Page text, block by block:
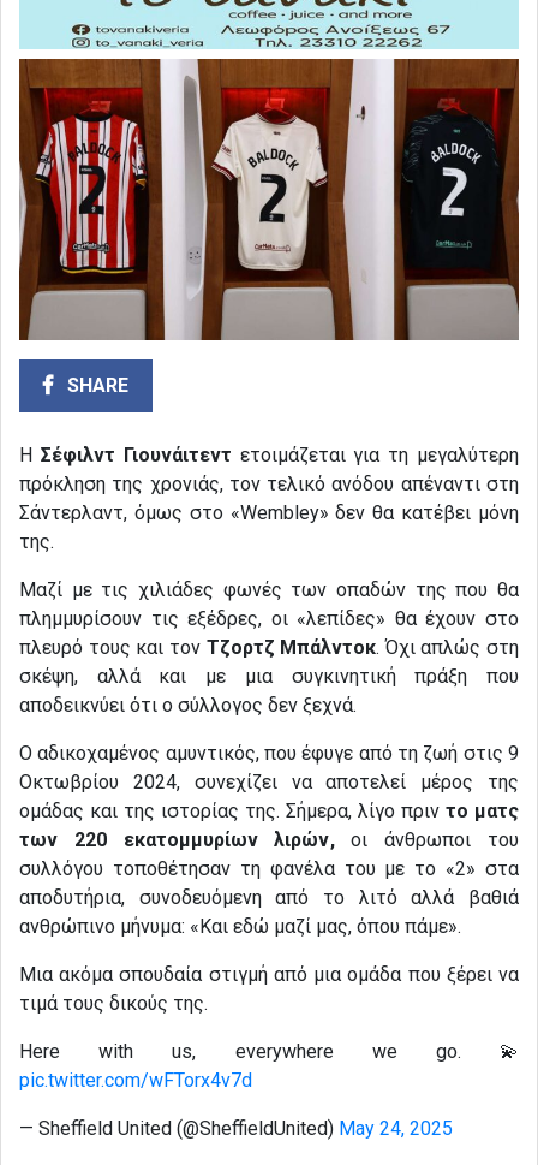
SHARE
Η Σέφιλντ Γιουνάιτεντ ετοιμάζεται για τη μεγαλύτερη
πρόκληση της χρονιάς, τον τελικό ανόδου απέναντι στη
Σάντερλαντ, όμως στο «Wembley» δεν θα κατέβει μόνη
της.
Μαζί με τις χιλιάδες φωνές των οπαδών της που θα
πλημμυρίσουν τις εξέδρες, οι «λεπίδες» θα έχουν στο
πλευρό τους και τον Τζορτζ Μπάλντοκ. Όχι απλώς στη
σκέψη, αλλά και με μια συγκινητική πράξη που
αποδεικνύει ότι ο σύλλογος δεν ξεχνά.
Ο αδικοχαμένος αμυντικός, που έφυγε από τη ζωή στις 9
Οκτωβρίου 2024, συνεχίζει να αποτελεί μέρος της
ομάδας και της ιστορίας της. Σήμερα, λίγο πριν το ματς
των 220 εκατομμυρίων λιρών,οι άνθρωποι του
συλλόγου τοποθέτησαν τη φανέλα του με το «2» στα
αποδυτήρια, συνοδευόμενη από το λιτό αλλά βαθιά
ανθρώπινο μήνυμα: «Και εδώ μαζί μας, όπου πάμε».
Μια ακόμα σπουδαία στιγμή από μια ομάδα που ξέρει να
τιμά τους δικούς της.
Here with us, everywhere we go. 💫
pic.twitter.com/wFTorx4v7d
— Sheffield United (@SheffieldUnited) May 24, 2025